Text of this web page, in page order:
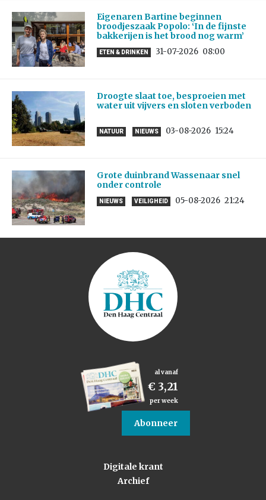
Eigenaren Bartine beginnen
broodjeszaak Popolo: ‘In de fijnste
bakkerijen is het brood nog warm’
ETEN & DRINKEN 31-07-2026 08:00
Droogte slaat toe, besproeien met
water uit vijvers en sloten verboden
NATUUR NIEUWS 03-08-2026 15:24
Grote duinbrand Wassenaar snel
onder controle
NIEUWS VEILIGHEID 05-08-2026 21:24
al vanaf
€ 3,21
per week
Abonneer
Digitale krant
Archief